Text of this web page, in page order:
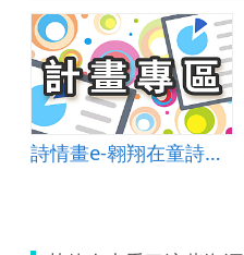
詩情畫e-翱翔在童詩的繽紛國度